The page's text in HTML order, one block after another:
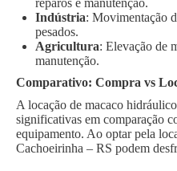
Indústria: Movimentação
pesados.
Agricultura: Elevação de
manutenção.
Comparativo: Compra vs
A locação de macaco
significativas em comparação
equipamento. Ao optar pela
Cachoeirinha – RS podem